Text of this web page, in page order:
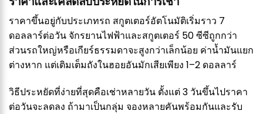
ราคาขึ้นอยู่กับประเภทรถ สกูตเตอร์อัตโนมัติเริ่มราว 7
ดอลลาร์ต่อวัน จักรยานไฟฟ้าและสกูตเตอร์ 50 ซีซีถูกกว่า
ส่วนรถใหญ่หรือเกียร์ธรรมดาจะสูงกว่าเล็กน้อย ค่าน้ำมันแยก
ต่างหาก แต่เติมเต็มถังในฮอยอันมักเสียเพียง 1–2 ดอลลาร์
วิธีประหยัดที่ง่ายที่สุดคือเช่าหลายวัน ตั้งแต่ 3 วันขึ้นไปราคา
ต่อวันจะลดลง ถ้ามาเป็นกลุ่ม จองหลายคันพร้อมกันและรับ